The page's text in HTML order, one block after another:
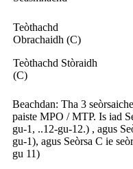
Teòthachd
Obrachaidh (C)
Teòthachd Stòraidh
(C)
Beachdan: Tha 3
paiste MPO / MTP. Is iad
gu-1, ..12-gu-12.) , agus
gu-1), agus Seòrsa C ie
gu 11)